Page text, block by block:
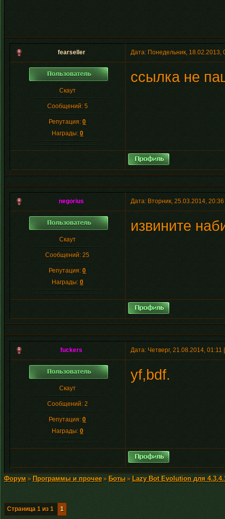
fearseller Дата: Понедельник,
Скаут
Сообщений: 5
Репутация:0
Награды: 0
ссылка не
negorius Дата: Вторник, 25.03.2014,
Скаут
Сообщений:25
Репутация:0
Награды: 0
извините
fuckers Дата: Четверг, 21.08.2014,
Скаут
Сообщений: 2
Репутация:0
Награды: 0
yf,bdf.
Форум » Программы и прочее» Боты » Lazy Bot Evolution для
Страница 1 из 1 1